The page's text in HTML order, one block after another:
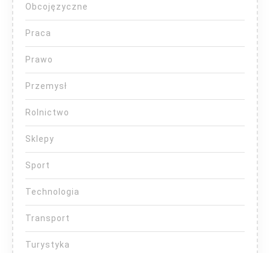
Obcojęzyczne
Praca
Prawo
Przemysł
Rolnictwo
Sklepy
Sport
Technologia
Transport
Turystyka